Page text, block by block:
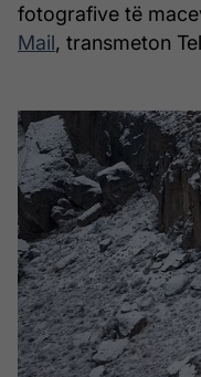
fotografive të
Mail, transmeton